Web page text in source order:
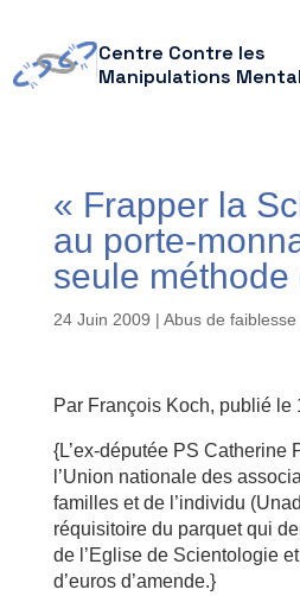
Centre Contre les
Manipulations
« Frapper la
au porte-
seule méthode
24 Juin 2009 | Abus de faiblesse
Par François Koch, publié le
{L’ex-députée PS Catherine
l’Union nationale des
familles et de l’individu
réquisitoire du parquet qui
de l’Eglise de Scientologie
d’euros d’amende.}